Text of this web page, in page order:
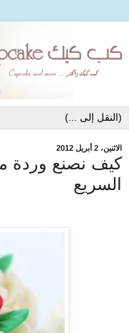
الاثنين، 2 أبريل 2012
كيف نصنع وردة
السريع